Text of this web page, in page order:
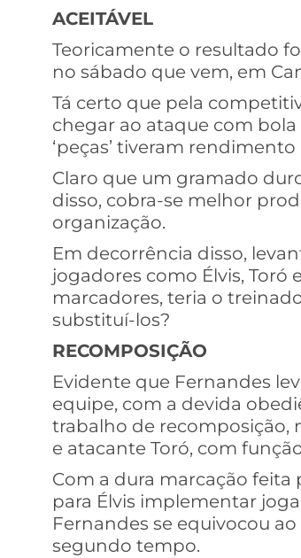
ACEITÁVEL
Teoricamente o resultado
no sábado que vem, em
Tá certo que pela
chegar ao ataque com
‘peças’ tiveram
Claro que um gramado
disso, cobra-se melhor
organização.
Em decorrência disso,
jogadores como Élvis, Toró
marcadores, teria o
substituí-los?
RECOMPOSIÇÃO
Evidente que Fernandes
equipe, com a devida
trabalho de recomposição,
e atacante Toró, com
Com a dura marcação
para Élvis implementar
Fernandes se equivocou
segundo tempo.